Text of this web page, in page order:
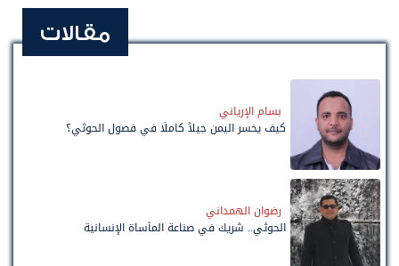
مقالات
بسام الإرياني
كيف يخسر اليمن جيلاً كاملًا في فصول الحوثي؟
رضوان الهمداني
الحوثي.. شريك في صناعة المأساة الإنسانية